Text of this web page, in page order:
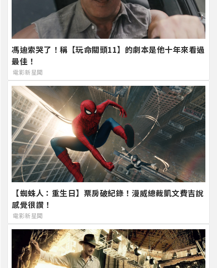
馮迪索哭了！稱【玩命關頭11】的劇本是他十年來看過
最佳！
電影新星聞
【蜘蛛人：重生日】票房破紀錄！漫威總裁凱文費吉說
感覺很讚！
電影新星聞